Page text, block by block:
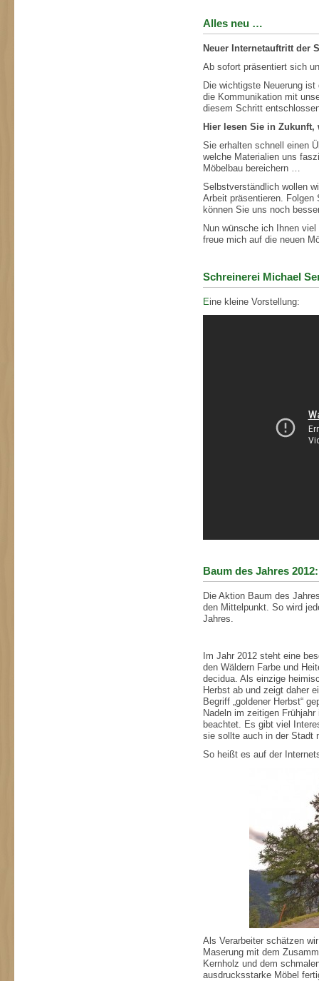
Alles neu …
Neuer Internetauftritt der
Ab sofort präsentiert sich
Die wichtigste Neuerung
die Kommunikation mit
diesem Schritt
Hier lesen Sie in
Sie erhalten schnell einen
welche Materialien uns
Möbelbau bereichern …
Selbstverständlich wollen
Arbeit präsentieren.
können Sie uns noch
Nun wünsche ich Ihnen
freue mich auf die neuen
Schreinerei Michael
Eine kleine Vorstellung:
Baum des Jahres
Die Aktion Baum des
den Mittelpunkt. So wird
Jahres.
Im Jahr 2012 steht eine
den Wäldern Farbe und
decidua. Als einzige
Herbst ab und zeigt daher
Begriff „goldener Herbst“
Nadeln im zeitigen
beachtet. Es gibt viel
sie sollte auch in der Stadt
So heißt es auf der
Als Verarbeiter schätzen
Maserung mit dem
Kernholz und dem
ausdrucksstarke Möbel